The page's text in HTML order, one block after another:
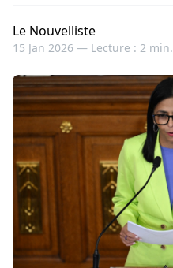
Le Nouvelliste
15 Jan 2026 — Lecture : 2 min.